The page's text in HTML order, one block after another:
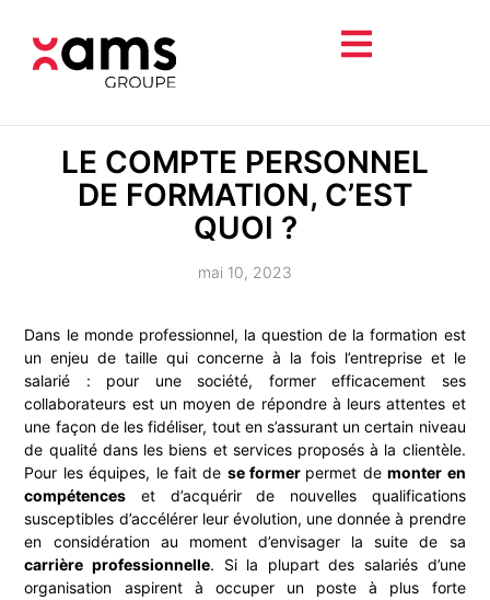
LE COMPTE PERSONNEL
DE FORMATION, C’EST
QUOI ?
mai 10, 2023
Dans le monde professionnel, la question de la formation est
un enjeu de taille qui concerne à la fois l’entreprise et le
salarié : pour une société, former efficacement ses
collaborateurs est un moyen de répondre à leurs attentes et
une façon de les fidéliser, tout en s’assurant un certain niveau
de qualité dans les biens et services proposés à la clientèle.
Pour les équipes, le fait de se former permet demonter en
compétences et d’acquérir de nouvelles qualifications
susceptibles d’accélérer leur évolution, une donnée à prendre
en considération au moment d’envisager la suite de sa
carrière professionnelle. Si la plupart des salariés d’une
organisation aspirent à occuper un poste à plus forte